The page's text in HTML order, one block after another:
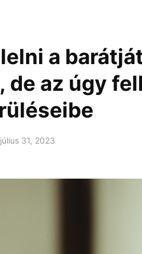
a
de az úgy
július 31, 2023